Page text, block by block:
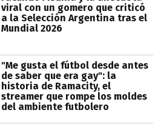
viral con un gomero que criticó
a la Selección Argentina tras el
Mundial 2026
"Me gusta el fútbol desde antes
de saber que era gay": la
historia de Ramacity, el
streamer que rompe los moldes
del ambiente futbolero